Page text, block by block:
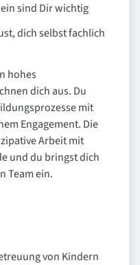
sind Dir wichtig
dich selbst fachlich
hohes
dich aus. Du
mit
Engagement. Die
Arbeit mit
und du bringst dich
Team ein.
von Kindern